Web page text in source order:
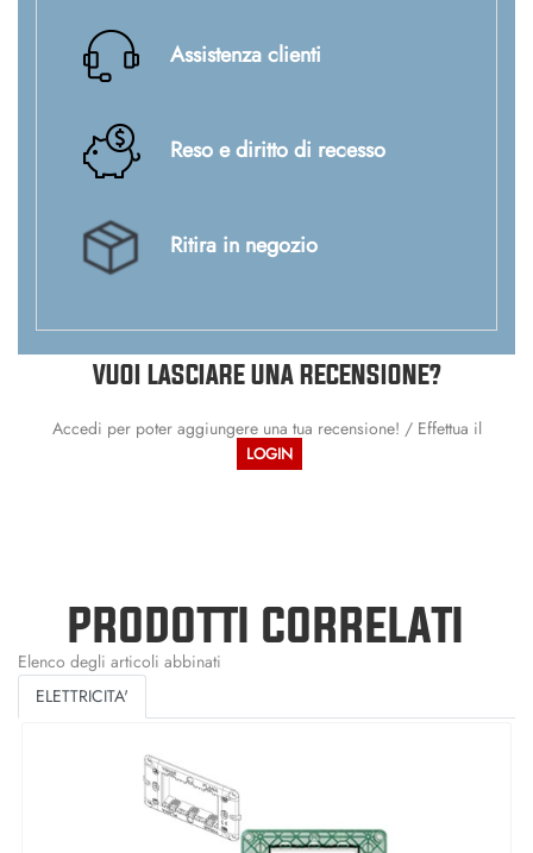
Assistenza clienti
Reso e diritto di recesso
Ritira in negozio
VUOI LASCIARE UNA RECENSIONE?
Accedi per poter aggiungere una tua recensione! / Effettua il
LOGIN
PRODOTTI CORRELATI
Elenco degli articoli abbinati
ELETTRICITA'